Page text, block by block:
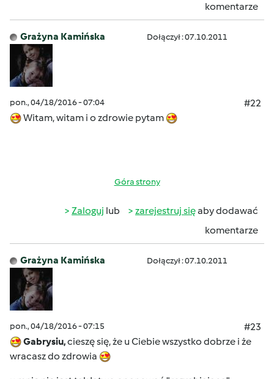
komentarze
Grażyna Kamińska Dołączył : 07.10.2011
pon., 04/18/2016 - 07:04
#22
Witam, witam i o zdrowie pytam
Góra strony
Zaloguj lub zarejestruj sięaby dodawać
komentarze
Grażyna Kamińska Dołączył : 07.10.2011
pon., 04/18/2016 - 07:15
#23
Gabrysiu,cieszę się, że u Ciebie wszystko dobrze i że
wracasz do zdrowia